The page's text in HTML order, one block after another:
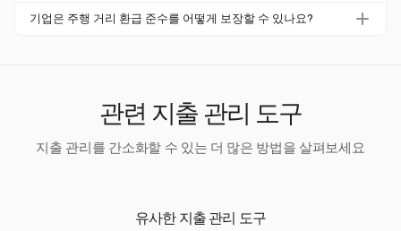
을 최적화하고 재무 보고의 투명성을 유지하는 데 도움을 줍
2026년의 IRS 표준 주행 거리 요금은 비즈니스 관련 운전의
기업은 주행 거리 환급 준수를 어떻게 보장할 수 있나요?
보장하고 관리 오류를 줄이는 데 도움이 됩니다.
관련 지출 관리 도구
지출 관리를 간소화할 수 있는 더 많은 방법을 살펴보세요
유사한 지출 관리 도구